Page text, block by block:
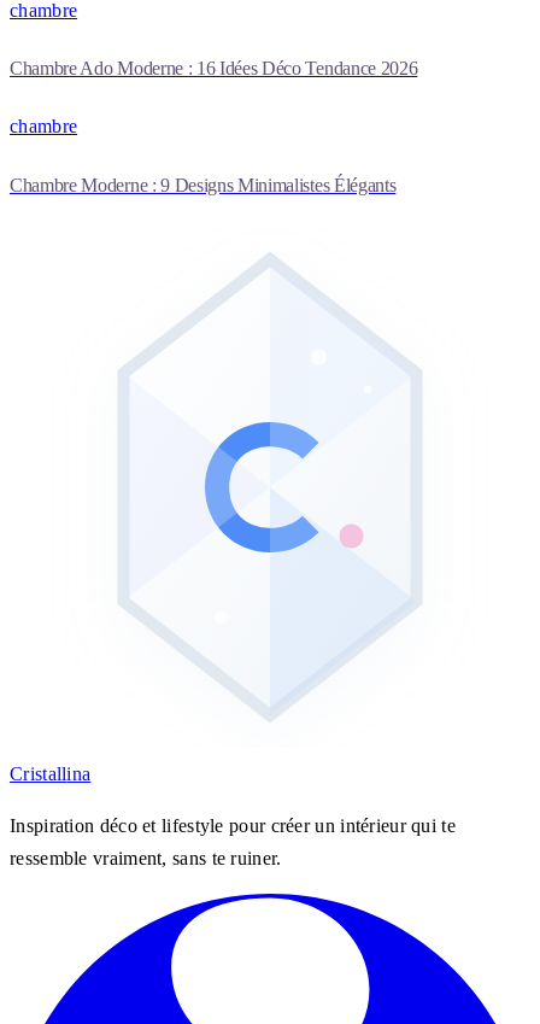
chambre
Chambre Ado Moderne : 16 Idées Déco Tendance 2026
chambre
Chambre Moderne : 9 Designs Minimalistes Élégants
Cristallina
Inspiration déco et lifestyle pour créer un intérieur qui te
ressemble vraiment, sans te ruiner.